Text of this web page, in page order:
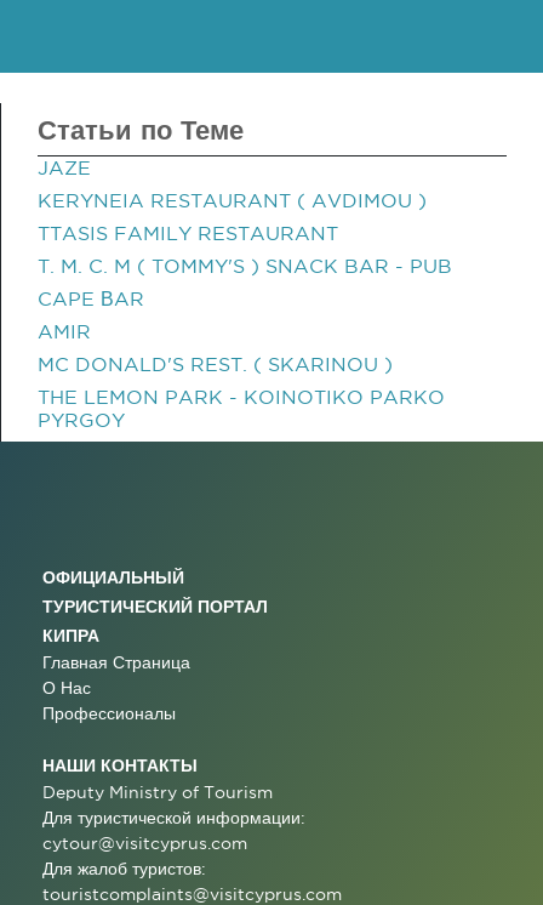
Статьи по Теме
JAZE
KERYNEIA RESTAURANT ( AVDIMOU )
TTASIS FAMILY RESTAURANT
T. M. C. M ( TOMMY'S ) SNACK BAR - PUB
CAPE ΒAR
AMIR
MC DONALD'S REST. ( SKARINOU )
THE LEMON PARK - KOINOTIKO PARKO
PYRGOY
ОФИЦИАЛЬНЫЙ
ТУРИСТИЧЕСКИЙ ПОРТАЛ
КИПРА
Главная Страница
О Нас
Профессионалы
НАШИ КОНТАКТЫ
Deputy Ministry of Tourism
Для туристической информации:
cytour@visitcyprus.com
Для жалоб туристов:
touristcomplaints@visitcyprus.com